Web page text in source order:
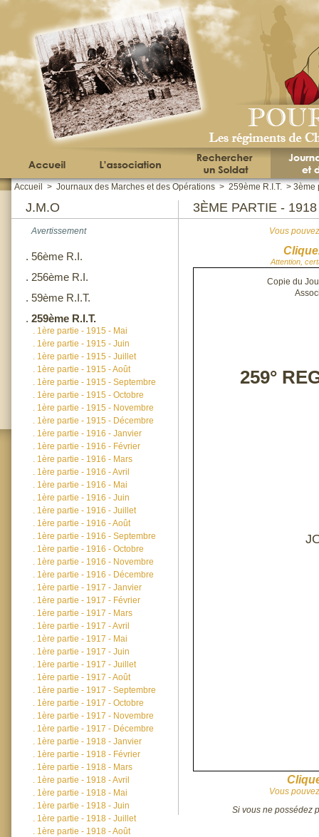
Accueil > Journaux des Marches et des Opérations > 259ème R.I.T. > 3ème
J.M.O 3ÈME PARTIE -
Avertissement
. 56ème R.I.
. 256ème R.I.
. 59ème R.I.T.
. 259ème R.I.T.
. 1ère partie - 1915 - Mai
. 1ère partie - 1915 - Juin
. 1ère partie - 1915 - Juillet
. 1ère partie - 1915 - Août
. 1ère partie - 1915 - Septembre
. 1ère partie - 1915 - Octobre
. 1ère partie - 1915 - Novembre
. 1ère partie - 1915 - Décembre
. 1ère partie - 1916 - Janvier
. 1ère partie - 1916 - Février
. 1ère partie - 1916 - Mars
. 1ère partie - 1916 - Avril
. 1ère partie - 1916 - Mai
. 1ère partie - 1916 - Juin
. 1ère partie - 1916 - Juillet
. 1ère partie - 1916 - Août
. 1ère partie - 1916 - Septembre
. 1ère partie - 1916 - Octobre
. 1ère partie - 1916 - Novembre
. 1ère partie - 1916 - Décembre
. 1ère partie - 1917 - Janvier
. 1ère partie - 1917 - Février
. 1ère partie - 1917 - Mars
. 1ère partie - 1917 - Avril
. 1ère partie - 1917 - Mai
. 1ère partie - 1917 - Juin
. 1ère partie - 1917 - Juillet
. 1ère partie - 1917 - Août
. 1ère partie - 1917 - Septembre
. 1ère partie - 1917 - Octobre
. 1ère partie - 1917 - Novembre
. 1ère partie - 1917 - Décembre
. 1ère partie - 1918 - Janvier
. 1ère partie - 1918 - Février
. 1ère partie - 1918 - Mars
. 1ère partie - 1918 - Avril
. 1ère partie - 1918 - Mai
. 1ère partie - 1918 - Juin
. 1ère partie - 1918 - Juillet
. 1ère partie - 1918 - Août
Vous
Attention,
Copie du
259°
Vous
Si vous ne possédez